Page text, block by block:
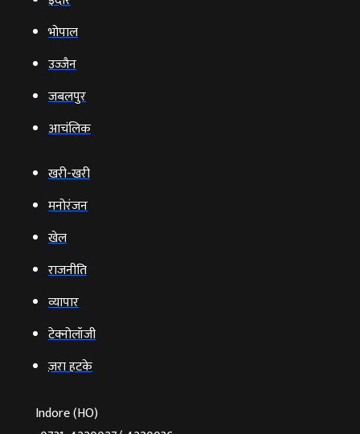
भोपाल
उज्‍जैन
जबलपुर
आचंलिक
खरी-खरी
मनोरंजन
खेल
राजनीति
व्‍यापार
टेक्‍नोलॉजी
ज़रा हटके
Indore (HO)